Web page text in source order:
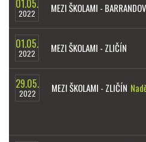
01.05.
2022 MEZI ŠKOLAMI - BARRANDOV
01.05.
2022 MEZI ŠKOLAMI - ZLIČÍN
29.05.
2022 MEZI ŠKOLAMI - ZLIČÍN